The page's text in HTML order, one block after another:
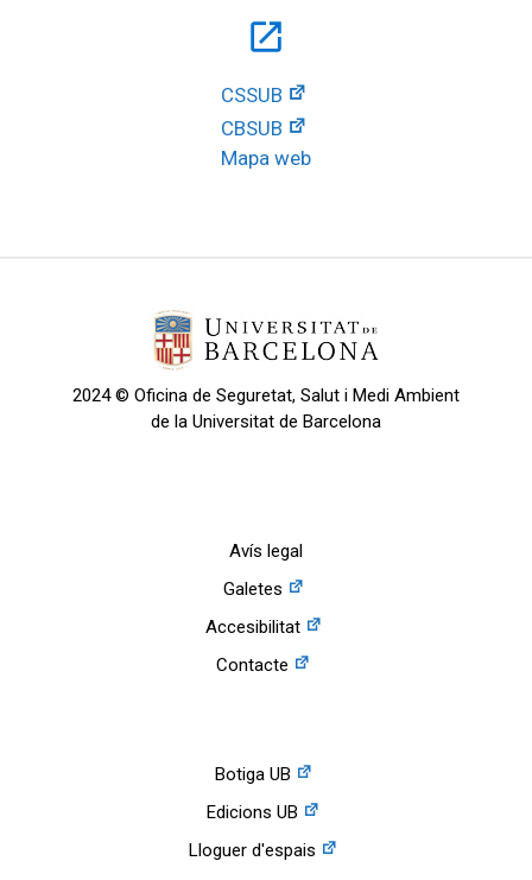
open_in_new
CSSUB
CBSUB
Mapa web
2024 © Oficina de Seguretat, Salut i Medi Ambient
de la Universitat de Barcelona
Avís legal
Galetes
Accesibilitat
Contacte
Botiga UB
Edicions UB
Lloguer d'espais